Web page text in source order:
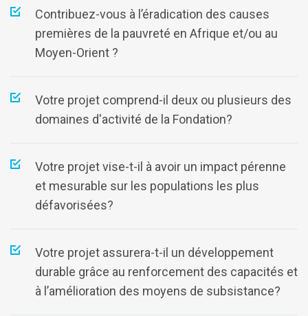
Contribuez-vous à l’éradication des causes
premières de la pauvreté en Afrique et/ou au
Moyen-Orient ?
Votre projet comprend-il deux ou plusieurs des
domaines d'activité de la Fondation?
Votre projet vise-t-il à avoir un impact pérenne
et mesurable sur les populations les plus
défavorisées?
Votre projet assurera-t-il un développement
durable grâce au renforcement des capacités et
à l’amélioration des moyens de subsistance?